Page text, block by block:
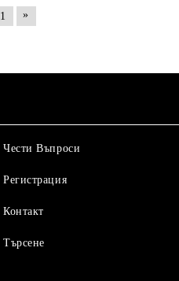
1 »
Чести Въпроси
Регистрация
Контакт
Търсене